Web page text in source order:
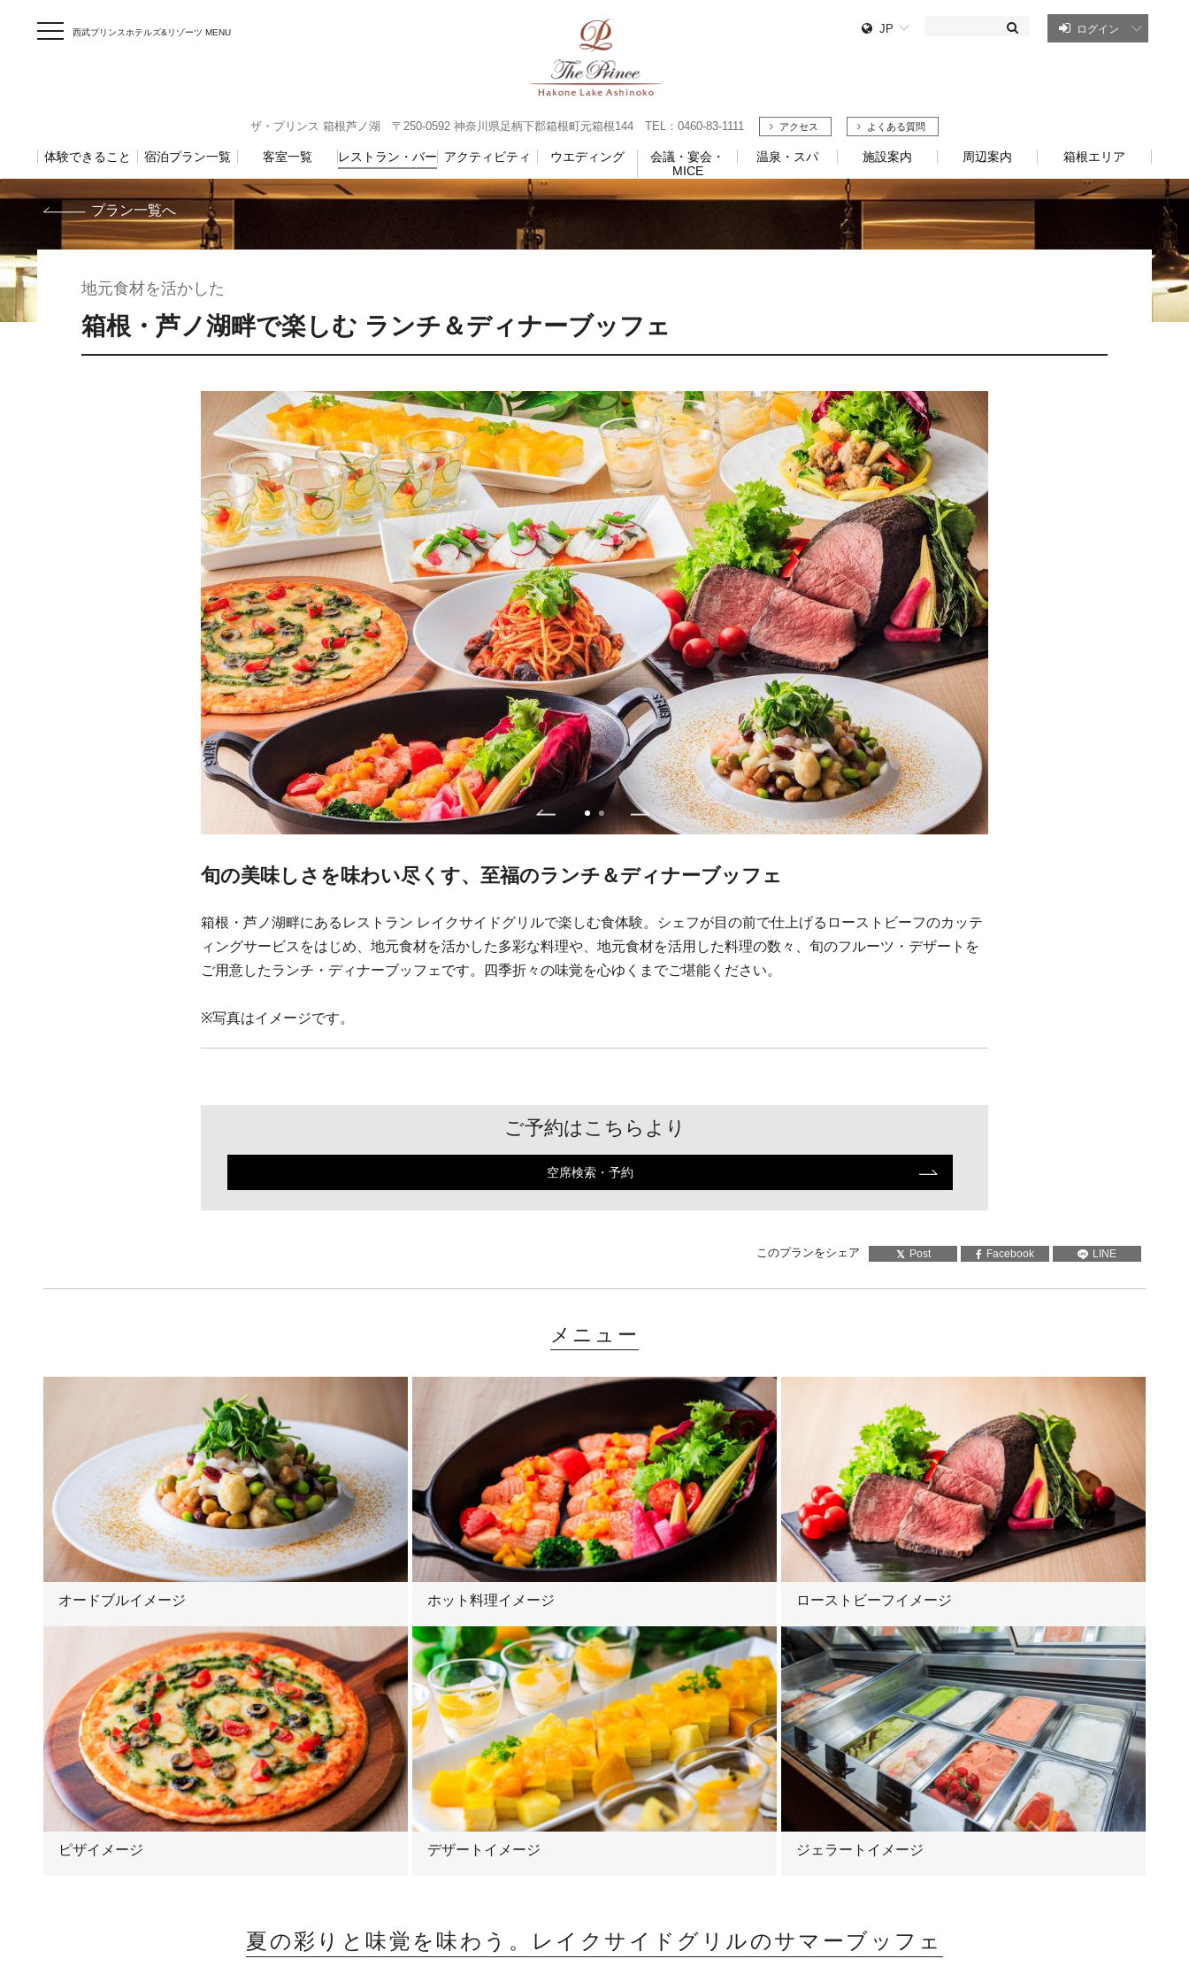
西武プリンスホテルズ&リゾーツ MENU JP ログイン
ザ・プリンス 箱根芦ノ湖 〒250-0592 神奈川県足柄下郡箱根町元箱根144 TEL：0460-83-1111 アクセス よくある質問
体験できること 宿泊プラン一覧 客室一覧 レストラン・バー アクティビティ ウエディング
会議・宴会・
MICE
温泉・スパ 施設案内 周辺案内 箱根エリア
プラン一覧へ
地元食材を活かした
箱根・芦ノ湖畔で楽しむ ランチ＆ディナーブッフェ
旬の美味しさを味わい尽くす、至福のランチ＆ディナーブッフェ
箱根・芦ノ湖畔にあるレストラン レイクサイドグリルで楽しむ食体験。シェフが目の前で仕上げるローストビーフのカッテ
ィングサービスをはじめ、地元食材を活かした多彩な料理や、地元食材を活用した料理の数々、旬のフルーツ・デザートを
ご用意したランチ・ディナーブッフェです。四季折々の味覚を心ゆくまでご堪能ください。
※写真はイメージです。
ご予約はこちらより
空席検索・予約
このプランをシェア Post Facebook LINE
メニュー
オードブルイメージ ホット料理イメージ ローストビーフイメージ
ピザイメージ デザートイメージ ジェラートイメージ
夏の彩りと味覚を味わう。レイクサイドグリルのサマーブッフェ